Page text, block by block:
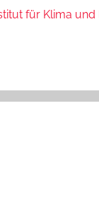
für Klima und